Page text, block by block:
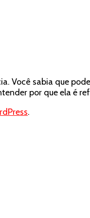
Você sabia que
por que ela é
.